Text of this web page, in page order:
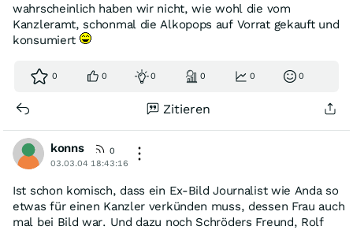
wahrscheinlich haben wir nicht, wie wohl die vom
Kanzleramt, schonmal die Alkopops auf Vorrat gekauft und
konsumiert
0 0 0 0 0 0
Zitieren
konns
0
03.03.04 18:43:16
Ist schon komisch, dass ein Ex-Bild Journalist wie Anda so
etwas für einen Kanzler verkünden muss, dessen Frau auch
mal bei Bild war. Und dazu noch Schröders Freund, Rolf